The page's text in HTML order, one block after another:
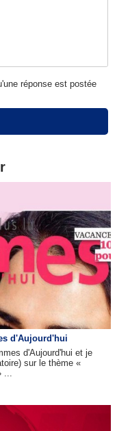
réponse est postée
d'Aujourd'hui
d'Aujourd'hui et je
sur le thème «
...